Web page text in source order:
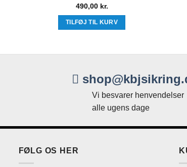
490,00 kr.
TILFØJ TIL KURV
Vi besvarer henvendelser
alle ugens dage
FØLG OS HER